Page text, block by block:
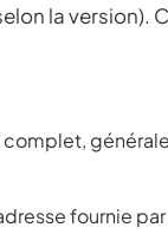
la version).
fournie